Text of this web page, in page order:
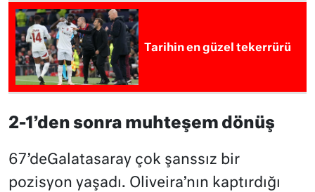
Tarihin en güzel tekerrürü
2-1’den sonra muhteşem dönüş
67’deGalatasaray çok şanssız bir
pozisyon yaşadı. Oliveira’nın kaptırdığı